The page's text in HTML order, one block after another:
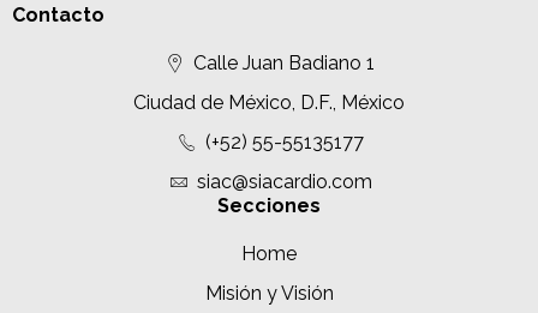
Contacto
Calle Juan Badiano 1
Ciudad de México, D.F., México
(+52) 55-55135177
siac@siacardio.com
Secciones
Home
Misión y Visión